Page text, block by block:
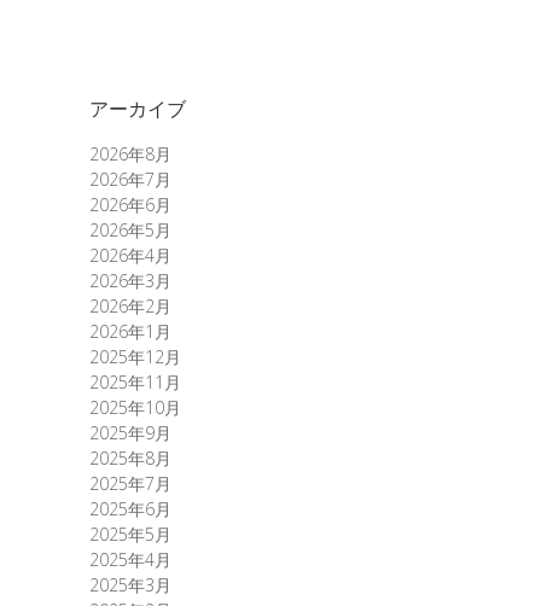
アーカイブ
2026年8月
2026年7月
2026年6月
2026年5月
2026年4月
2026年3月
2026年2月
2026年1月
2025年12月
2025年11月
2025年10月
2025年9月
2025年8月
2025年7月
2025年6月
2025年5月
2025年4月
2025年3月